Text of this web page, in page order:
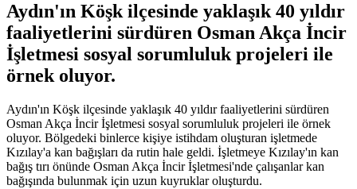
Aydın'ın Köşk ilçesinde yaklaşık 40 yıldır
faaliyetlerini sürdüren Osman Akça İncir
İşletmesi sosyal sorumluluk projeleri ile
örnek oluyor.
Aydın'ın Köşk ilçesinde yaklaşık 40 yıldır faaliyetlerini sürdüren
Osman Akça İncir İşletmesi sosyal sorumluluk projeleri ile örnek
oluyor. Bölgedeki binlerce kişiye istihdam oluşturan işletmede
Kızılay'a kan bağışları da rutin hale geldi. İşletmeye Kızılay'ın kan
bağış tırı önünde Osman Akça İncir İşletmesi'nde çalışanlar kan
bağışında bulunmak için uzun kuyruklar oluşturdu.